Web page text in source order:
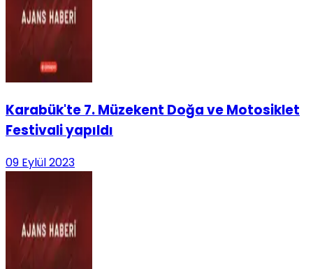
Karabük'te 7. Müzekent Doğa ve Motosiklet
Festivali yapıldı
09 Eylül 2023